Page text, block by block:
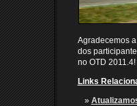
Agradecemos
dos
no OTD 2011.4!
Links